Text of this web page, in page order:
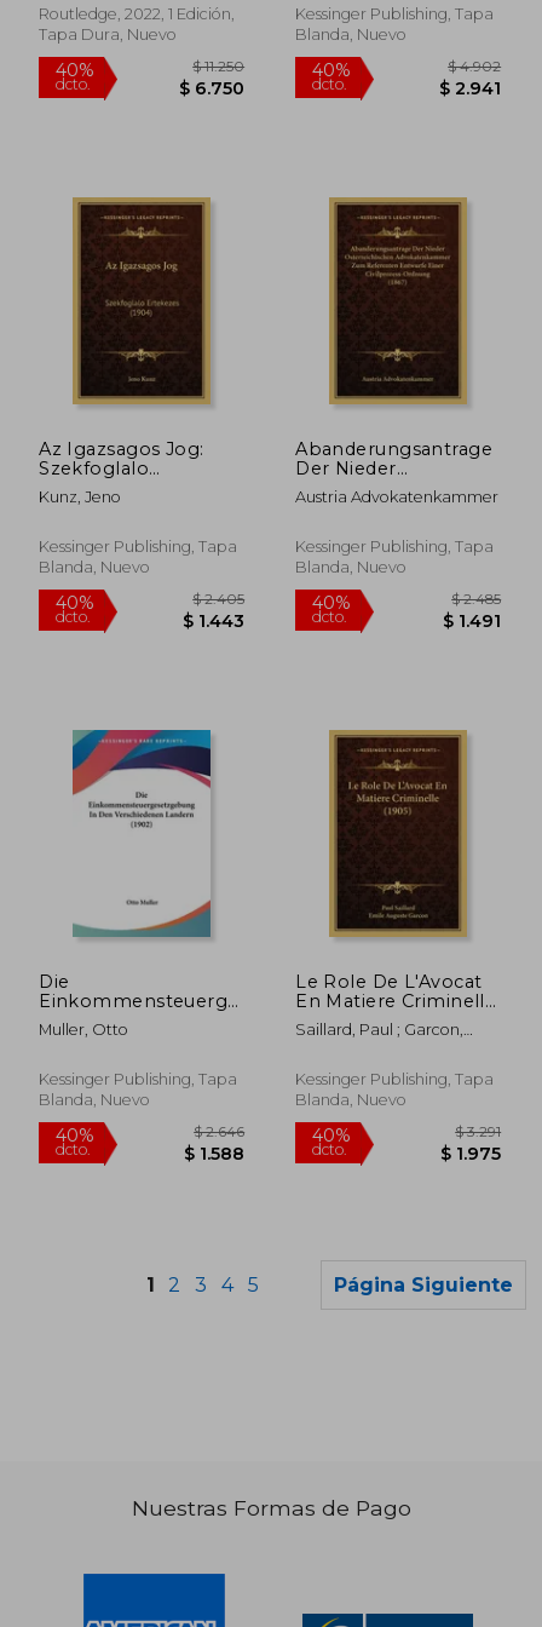
dcto.
40% 40%
Migration and
Refugee Law) (en
Routledge, 2022, 1 Edición,
Tapa Dura, Nuevo
$ 11.250
Kessinger Publishing, Tapa
Blanda, Nuevo
40%
Az Igazsagos Jog:
Szekfoglalo
Ertekezes (1904) (en
Húngaro)
Kunz, Jeno
Kessinger Publishing, Tapa
Blanda, Nuevo
Abanderungsantrage
Der Nieder
Osterreichischen
Advokatenkammer
Entwurfe Einer
Civilprozess-Ordnung
Austria Advokatenkammer
Kessinger Publishing, Tapa
Blanda, Nuevo
Die
Einkommensteuergesetzgebung
In Den
Verschiedenen
Alemán)
Muller, Otto
Kessinger Publishing, Tapa
Blanda, Nuevo
Le Role De L'Avocat
En Matiere Criminelle
(1905) (en Francés)
Saillard, Paul ; Garcon,
Kessinger Publishing, Tapa
Blanda, Nuevo
1 2 3 4 5 Página Siguiente
Nuestras Formas de Pago